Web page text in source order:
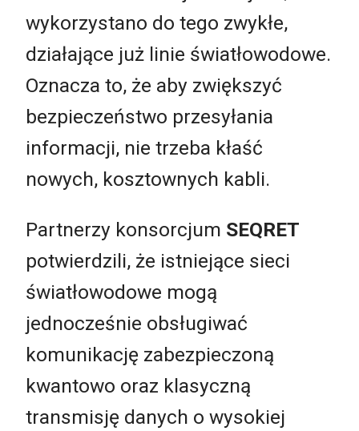
wykorzystano do tego zwykłe,
działające już linie światłowodowe.
Oznacza to, że aby zwiększyć
bezpieczeństwo przesyłania
informacji, nie trzeba kłaść
nowych, kosztownych kabli.
Partnerzy konsorcjum SEQRET
potwierdzili, że istniejące sieci
światłowodowe mogą
jednocześnie obsługiwać
komunikację zabezpieczoną
kwantowo oraz klasyczną
transmisję danych o wysokiej